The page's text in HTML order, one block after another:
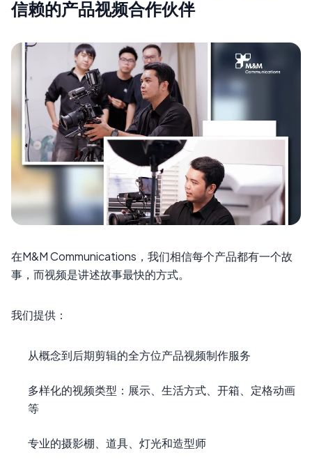
信赖的产品视频合作伙伴
在M&M Communications，我们相信每个产品都有一个故
事，而视频是讲述故事最快的方式。
我们提供：
从概念到后期剪辑的全方位产品视频制作服务
多样化的视频类型：展示、生活方式、开箱、定格动画
等
专业的摄影棚、道具、灯光和造型师